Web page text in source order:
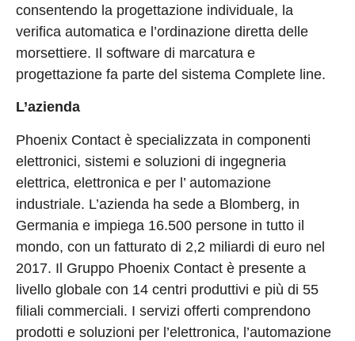
consentendo la progettazione individuale, la
verifica automatica e l’ordinazione diretta delle
morsettiere. Il software di marcatura e
progettazione fa parte del sistema Complete line.
L’azienda
Phoenix Contact è specializzata in componenti
elettronici, sistemi e soluzioni di ingegneria
elettrica, elettronica e per l’ automazione
industriale. L’azienda ha sede a Blomberg, in
Germania e impiega 16.500 persone in tutto il
mondo, con un fatturato di 2,2 miliardi di euro nel
2017. Il Gruppo Phoenix Contact è presente a
livello globale con 14 centri produttivi e più di 55
filiali commerciali. I servizi offerti comprendono
prodotti e soluzioni per l’elettronica, l’automazione